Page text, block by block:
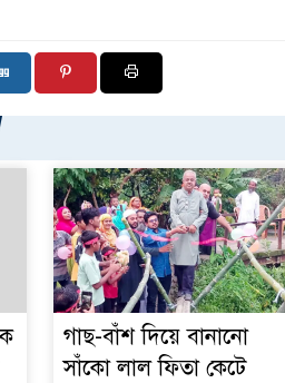
গাছ-বাঁশ দিয়ে বানানো
সাঁকো লাল ফিতা কেটে